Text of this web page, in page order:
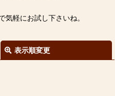
気軽にお試し下さいね。
表示順変更